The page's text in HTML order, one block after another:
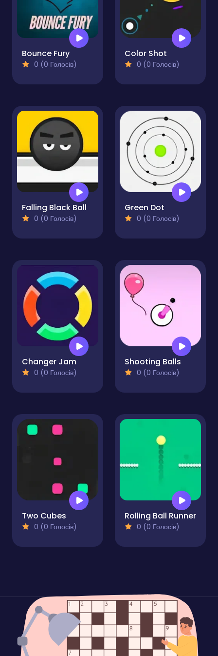
Bounce Fury
0 (0 Голосів)
Color Shot
0 (0 Голосів)
Falling Black Ball
0 (0 Голосів)
Green Dot
0 (0 Голосів)
Changer Jam
0 (0 Голосів)
Shooting Balls
0 (0 Голосів)
Two Cubes
0 (0 Голосів)
Rolling Ball Runner
0 (0 Голосів)